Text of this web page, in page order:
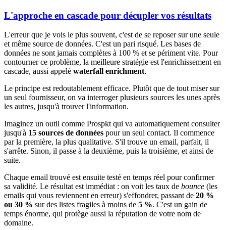
L'approche en cascade pour décupler vos résultats
L'erreur que je vois le plus souvent, c'est de se reposer sur une seule
et même source de données. C'est un pari risqué. Les bases de
données ne sont jamais complètes à 100 % et se périment vite. Pour
contourner ce problème, la meilleure stratégie est l'enrichissement en
cascade, aussi appelé waterfall enrichment.
Le principe est redoutablement efficace. Plutôt que de tout miser sur
un seul fournisseur, on va interroger plusieurs sources les unes après
les autres, jusqu'à trouver l'information.
Imaginez un outil comme Prospkt qui va automatiquement consulter
jusqu'à 15 sources de données pour un seul contact. Il commence
par la première, la plus qualitative. S'il trouve un email, parfait, il
s'arrête. Sinon, il passe à la deuxième, puis la troisième, et ainsi de
suite.
Chaque email trouvé est ensuite testé en temps réel pour confirmer
sa validité. Le résultat est immédiat : on voit les taux de bounce (les
emails qui vous reviennent en erreur) s'effondrer, passant de 20 %
ou 30 % sur des listes fragiles à moins de 5 %. C'est un gain de
temps énorme, qui protège aussi la réputation de votre nom de
domaine.